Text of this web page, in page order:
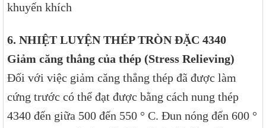
khuyến khích
6. NHIỆT LUYỆN THÉP TRÒN ĐẶC 4340
Giảm căng thẳng của thép (Stress Relieving)
Đối với việc giảm căng thẳng thép đã được làm
cứng trước có thể đạt được bằng cách nung thép
4340 đến giữa 500 đến 550 ° C. Đun nóng đến 600 °